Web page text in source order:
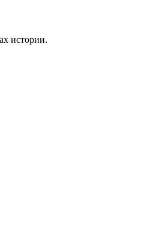
истории.